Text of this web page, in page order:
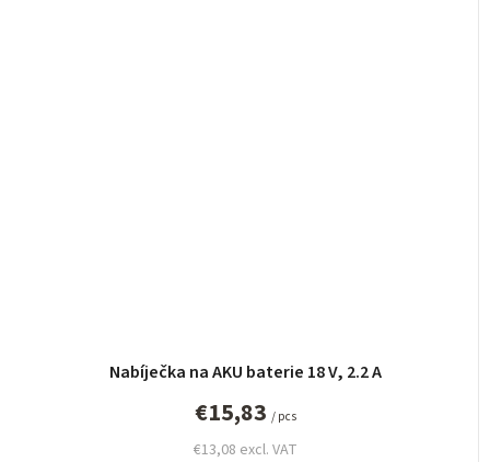
Nabíječka na AKU baterie 18 V, 2.2 A
€13,08 excl. VAT
€15,83 / pcs